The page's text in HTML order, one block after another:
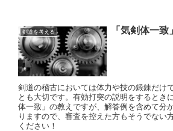
剣道を考える 「気剣体一致
剣道の稽古においては体力や技の鍛錬だけ
とも大切です。有効打突の説明をするとき
体一致」の教えですが、解答例を含めて分
りますので、審査を控えた方もそうでない
ください！